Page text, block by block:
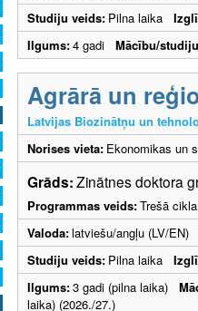
Studiju veids: Pilna laika
Ilgums:4 gadi Mācību/
Agrārā un
Latvijas Biozinātņu un
Norises vieta: Ekonomikas un
Grāds:Zinātnes doktora
Programmas veids:Trešā
Valoda:latviešu/angļu (LV/EN)
Studiju veids: Pilna laika
Ilgums:3 gadi (pilna laika)
laika) (2026./27.)